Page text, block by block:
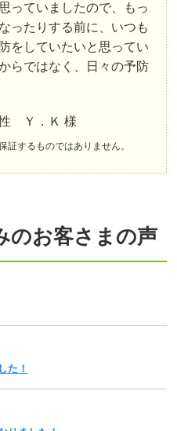
っていましたので、もっ
ったりする前に、いつも
をしていたいと思ってい
らではなく、日々の予防
Ｙ．Ｋ 様
するものではありません。
のお客さまの声
た！